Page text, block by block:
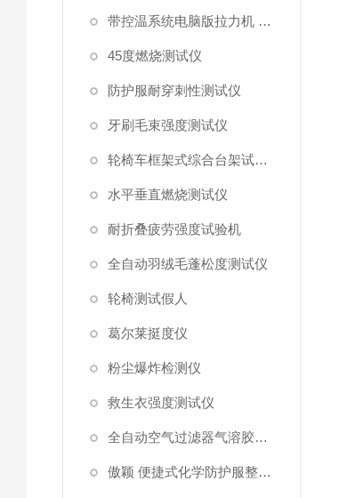
带控温系统电脑版拉力机 统电脑版拉力机
45度燃烧测试仪
防护服耐穿刺性测试仪
牙刷毛束强度测试仪
轮椅车框架式综合台架试验机
水平垂直燃烧测试仪
耐折叠疲劳强度试验机
全自动羽绒毛蓬松度测试仪
轮椅测试假人
葛尔莱挺度仪
粉尘爆炸检测仪
救生衣强度测试仪
全自动空气过滤器气溶胶细菌截留测试仪
傲颖 便捷式化学防护服整体气密性测试仪